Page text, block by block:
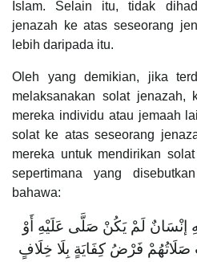
Islam. Selain itu, tidak
jenazah ke atas seseorang
lebih daripada itu.
Oleh yang demikian, jika
melaksanakan solat jenazah,
mereka individu atau jemaah
solat ke atas seseorang
mereka untuk mendirikan
sepertimana yang
bahawa:
إنْسَانٌ لَمْ يَكُنْ صَلَّى عَلَيْهِ أَوْ
فَرْضُ كِفَايَةٍ بِلَا خِلَافٍ